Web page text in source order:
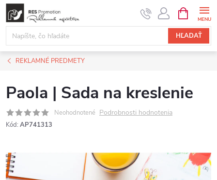
Prejsť
obsah
HĽADAŤ
KOŠÍK
REKLAMNÉ PREDMETY
Paola | Sada na kreslenie
Neohodnotené Podrobnosti hodnotenia
Kód: AP741313